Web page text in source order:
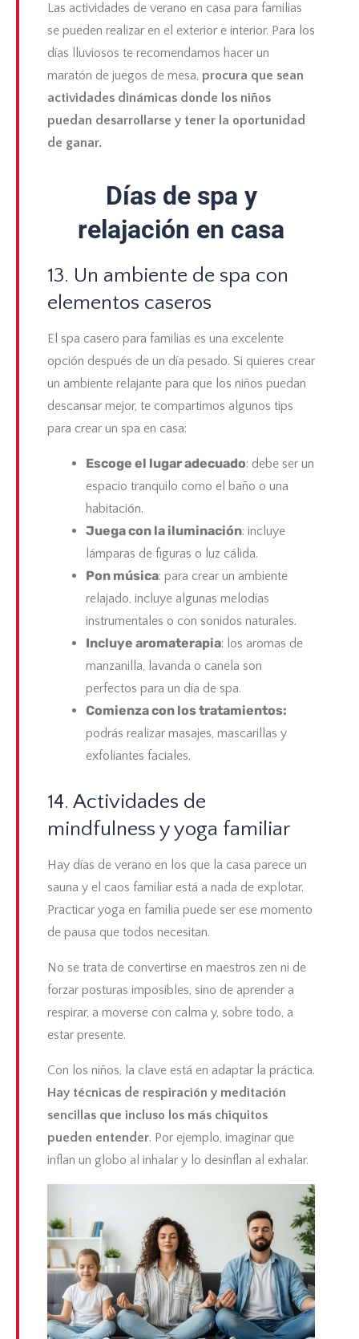
Las actividades de verano en casa para familias
se pueden realizar en el exterior e interior. Para los
días lluviosos te recomendamos hacer un
maratón de juegos de mesa, procura que sean
actividades dinámicas donde los niños
puedan desarrollarse y tener la oportunidad
de ganar.
Días de spa y
relajación en casa
13. Un ambiente de spa con
elementos caseros
El spa casero para familias es una excelente
opción después de un día pesado. Si quieres crear
un ambiente relajante para que los niños puedan
descansar mejor, te compartimos algunos tips
para crear un spa en casa:
Escoge el lugar adecuado: debe ser un
espacio tranquilo como el baño o una
habitación.
Juega con la iluminación: incluye
lámparas de figuras o luz cálida.
Pon música: para crear un ambiente
relajado, incluye algunas melodías
instrumentales o con sonidos naturales.
Incluye aromaterapia: los aromas de
manzanilla, lavanda o canela son
perfectos para un día de spa.
Comienza con los tratamientos:
podrás realizar masajes, mascarillas y
exfoliantes faciales.
14. Actividades de
mindfulness y yoga familiar
Hay días de verano en los que la casa parece un
sauna y el caos familiar está a nada de explotar.
Practicar yoga en familia puede ser ese momento
de pausa que todos necesitan.
No se trata de convertirse en maestros zen ni de
forzar posturas imposibles, sino de aprender a
respirar, a moverse con calma y, sobre todo, a
estar presente.
Con los niños, la clave está en adaptar la práctica.
Hay técnicas de respiración y meditación
sencillas que incluso los más chiquitos
pueden entender. Por ejemplo, imaginar que
inflan un globo al inhalar y lo desinflan al exhalar.